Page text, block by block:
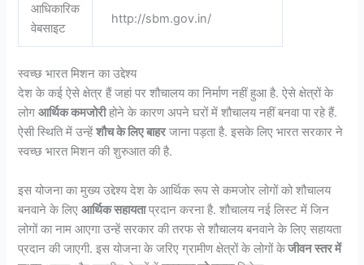
आधिकारिक
वेबसाइट
http://sbm.gov.in/
स्वच्छ भारत मिशन का उद्देश्य
देश के कई ऐसे क्षेत्र हैं जहां पर शौचालय का निर्माण नहीं हुआ है. ऐसे क्षेत्रों के
लोगआर्थिक कमजोरीहोने के कारण अपने घरों में शौचालय नहीं बनवा पा रहे हैं.
ऐसी स्थिति में उन्हेंशौच के लिए बाहरजाना पड़ता है. इसके लिए भारत सरकार ने
स्वच्छ भारत मिशन की शुरुआत की है.
इस योजना का मुख्य उद्देश्य देश के आर्थिक रूप से कमजोर लोगों को शौचालय
बनवाने के लिएआर्थिक सहायताप्रदान करना है. शौचालय नई लिस्ट में जिन
लोगों का नाम आएगा उन्हें सरकार की तरफ से शौचालय बनवाने के लिए सहायता
प्रदान की जाएगी. इस योजना के जरिए ग्रामीण क्षेत्रों के लोगों केजीवन स्तर में